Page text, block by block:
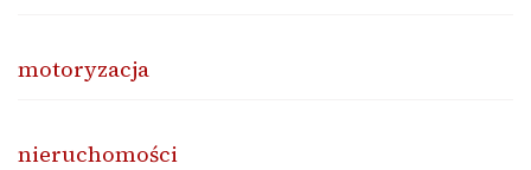
motoryzacja
nieruchomości